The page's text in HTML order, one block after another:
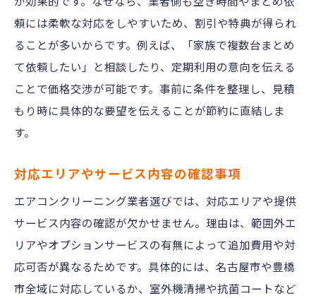
頼には柔軟な対応をしやすいため、割引や特典が得られ
ることが多いからです。例えば、「家族で複数台まとめ
て依頼したい」と相談したり、定期利用の意向を伝える
ことで価格交渉が可能です。事前に条件を整理し、見積
もり時に具体的な要望を伝えることが節約に直結しま
す。
対応エリアやサービス内容の確認事項
エアコンクリーニング業者選びでは、対応エリアや提供
サービス内容の確認が欠かせません。理由は、範囲外エ
リアやオプションサービスの有無によって追加費用や対
応可否が異なるためです。具体的には、名古屋市や豊橋
市全域に対応しているか、室外機清掃や抗菌コートなど